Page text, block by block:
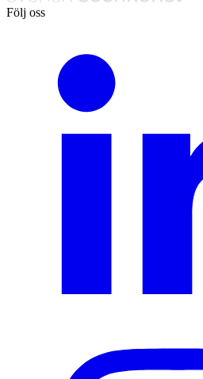
Följ oss